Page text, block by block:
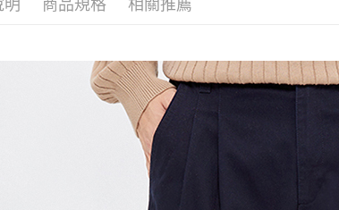
明 商品規格 相關推薦